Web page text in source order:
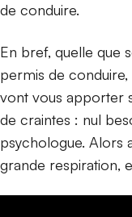
de conduire.
En bref, quelle que
permis de
vont vous apporter
de craintes : nul
psychologue. Alors
grande respiration,